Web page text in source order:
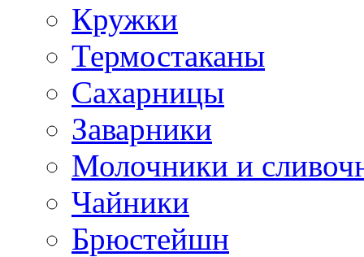
Кружки
Термостаканы
Сахарницы
Заварники
Молочники и
Чайники
Брюстейшн